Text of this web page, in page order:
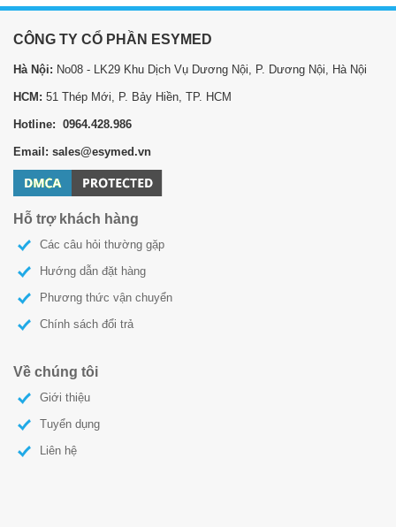
CÔNG TY CỔ PHẦN ESYMED
Hà Nội: No08 - LK29 Khu Dịch Vụ Dương Nội, P. Dương Nội, Hà Nội
HCM: 51 Thép Mới, P. Bảy Hiền, TP. HCM
Hotline: 0964.428.986
Email: sales@esymed.vn
Hỗ trợ khách hàng
Các câu hỏi thường gặp
Hướng dẫn đặt hàng
Phương thức vận chuyển
Chính sách đổi trả
Về chúng tôi
Giới thiệu
Tuyển dụng
Liên hệ